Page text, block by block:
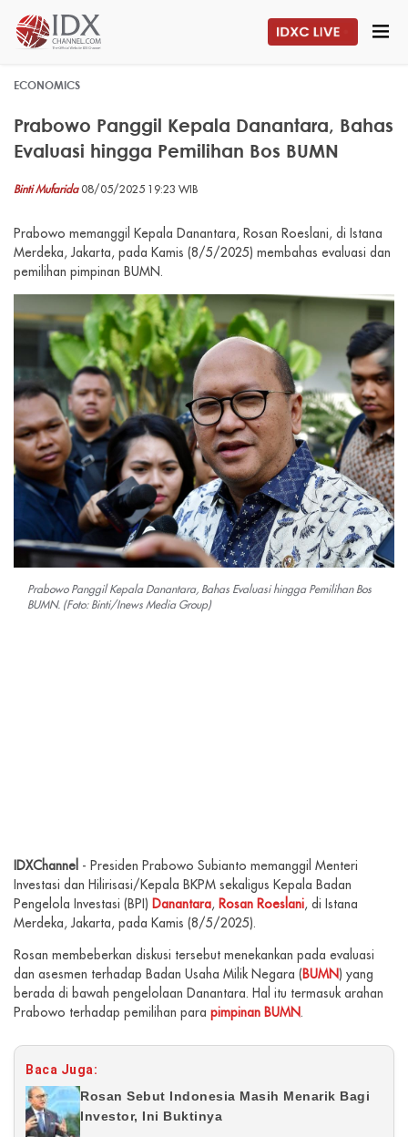
ECONOMICS
Prabowo Panggil Kepala Danantara, Bahas
Evaluasi hingga Pemilihan Bos BUMN
Binti Mufarida08/05/2025 19:23 WIB
Prabowo memanggil Kepala Danantara, Rosan Roeslani, di Istana
Merdeka, Jakarta, pada Kamis (8/5/2025) membahas evaluasi dan
pemilihan pimpinan BUMN.
Prabowo Panggil Kepala Danantara, Bahas Evaluasi hingga Pemilihan Bos
BUMN. (Foto: Binti/Inews Media Group)
IDXChannel - Presiden Prabowo Subianto memanggil Menteri
Investasi dan Hilirisasi/Kepala BKPM sekaligus Kepala Badan
Pengelola Investasi (BPI) Danantara, Rosan Roeslani, di Istana
Merdeka, Jakarta, pada Kamis (8/5/2025).
Rosan membeberkan diskusi tersebut menekankan pada evaluasi
dan asesmen terhadap Badan Usaha Milik Negara (BUMN) yang
berada di bawah pengelolaan Danantara. Hal itu termasuk arahan
Prabowo terhadap pemilihan para pimpinan BUMN.
Baca Juga:
Rosan Sebut Indonesia Masih Menarik Bagi
Investor, Ini Buktinya